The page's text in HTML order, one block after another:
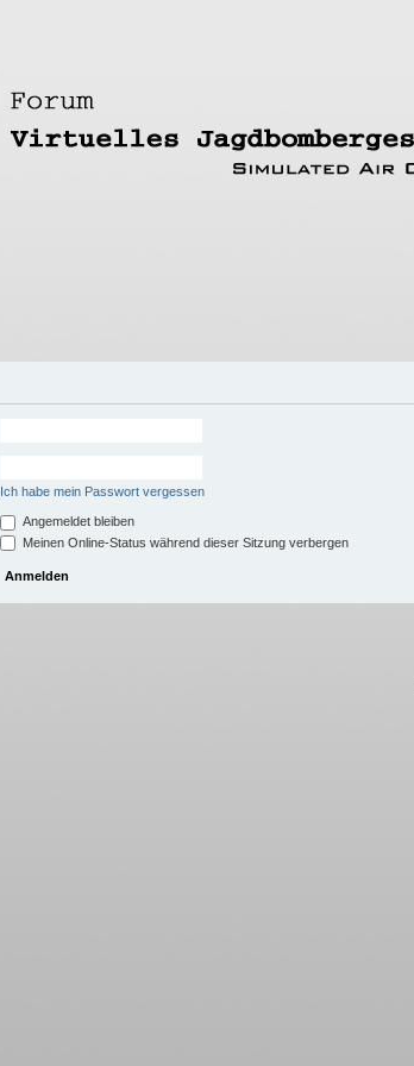
Ich habe mein Passwort vergessen
Angemeldet bleiben
Meinen Online-Status während dieser Sitzung verbergen